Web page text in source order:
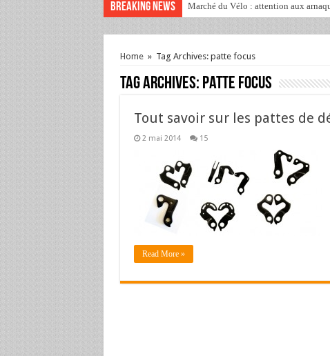
Breaking News Marché du Vélo : attention aux
Home » Tag Archives: patte focus
Tag Archives: patte focus
Tout savoir sur les pattes de
2 mai 2014 15
Read More »